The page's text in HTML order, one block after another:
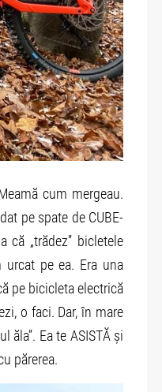
cum mergeau.
pe spate de CUBE-
că „trădez” bicletele
pe ea. Era una
pe bicicleta electrică
o faci. Dar, în mare
ăla”. Ea te ASISTĂ și
părerea.